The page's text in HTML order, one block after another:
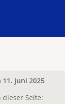
11. Juni 2025
Seite: